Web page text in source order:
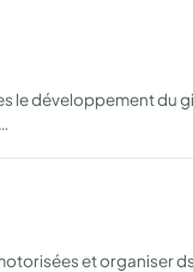
le développement
et organiser